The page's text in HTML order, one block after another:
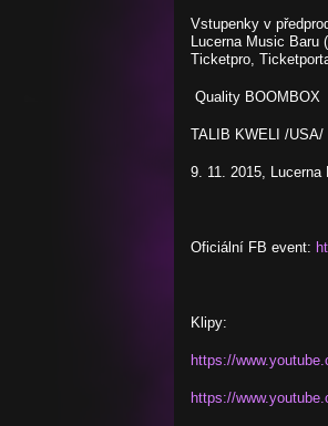
Vstupenky v
Lucerna Music Baru
Ticketpro,
Quality BOOMBOX
TALIB KWELI /USA/
9. 11. 2015, Lucerna
Oficiální FB event:
Klipy:
https://
https://